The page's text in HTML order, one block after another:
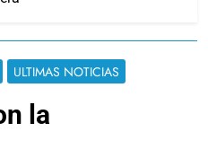
ULTIMAS NOTICIAS
la